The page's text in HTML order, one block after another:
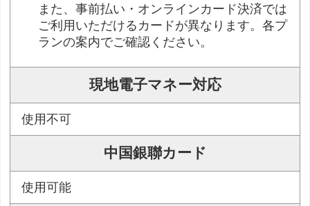
また、事前払い・オンラインカード決済では
ご利用いただけるカードが異なります。各プ
ランの案内でご確認ください。
現地電子マネー対応
使用不可
中国銀聯カード
使用可能